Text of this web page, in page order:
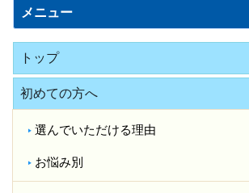
メニュー
トップ
初めての方へ
選んでいただける理由
お悩み別